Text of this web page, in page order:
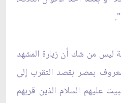
ليس من شك أن زيارة المشهد
بمصر بقصد التقرب إلى
عليهم السلام الذين قربهم